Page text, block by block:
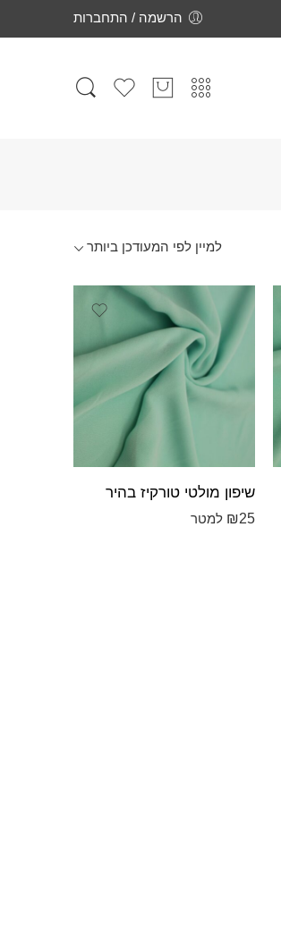
הרשמה / התחברות
שיפון מולטי טורקיז בהיר
₪25 למטר